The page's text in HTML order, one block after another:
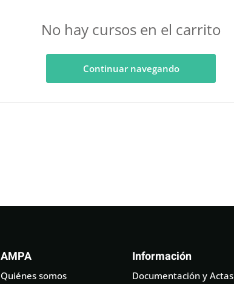
No hay cursos en el carrito
Continuar navegando
AMPA
Quiénes somos
Información
Documentación y Actas